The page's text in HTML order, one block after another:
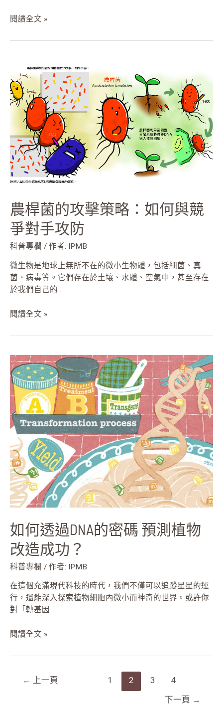
閱讀全文 »
農桿菌的攻擊策略：如何與競
爭對手攻防
科普專欄 / 作者: IPMB
微生物是地球上無所不在的微小生物體，包括細菌、真
菌、病毒等。它們存在於土壤、水體、空氣中，甚至存在
於我們自己的 …
桿
菌
的
策
略：
如
何
與
爭
對
手
攻
閱讀全文 »
如何透過DNA的密碼 預測植物
改造成功？
科普專欄 / 作者: IPMB
在這個充滿現代科技的時代，我們不僅可以追蹤星星的運
行，還能深入探索植物細胞內微小而神奇的世界。或許你
對「轉基因 …
如
何
透
過
DNA
的
密
碼
預
測
植
物
改
成
功？
閱讀全文 »
← 上一頁 1 2 3 4
下一頁 →